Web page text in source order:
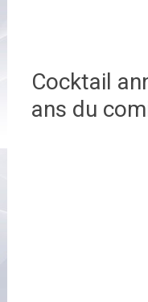
Cocktail
ans du